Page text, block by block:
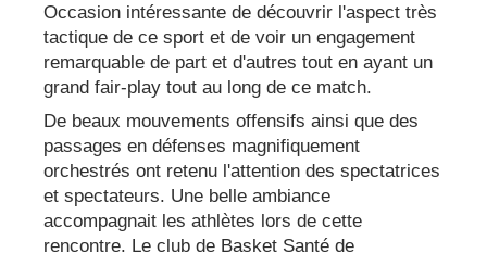
Occasion intéressante de découvrir l'aspect très
tactique de ce sport et de voir un engagement
remarquable de part et d'autres tout en ayant un
grand fair-play tout au long de ce match.
De beaux mouvements offensifs ainsi que des
passages en défenses magnifiquement
orchestrés ont retenu l'attention des spectatrices
et spectateurs. Une belle ambiance
accompagnait les athlètes lors de cette
rencontre. Le club de Basket Santé de